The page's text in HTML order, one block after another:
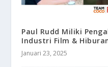
Paul Rudd Miliki
Industri Film &
Januari 23, 2025